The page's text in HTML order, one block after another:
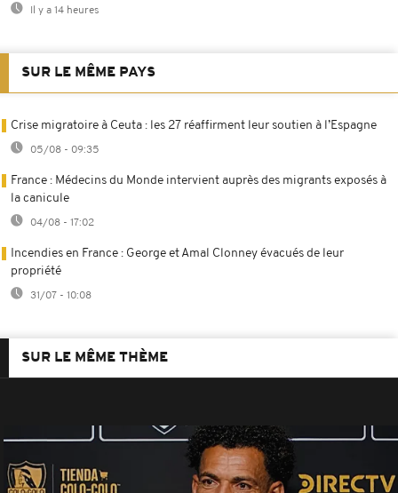
Il y a 14 heures
SUR LE MÊME PAYS
Crise migratoire à Ceuta : les 27 réaffirment leur soutien à l’Espagne
05/08 - 09:35
France : Médecins du Monde intervient auprès des migrants exposés à
la canicule
04/08 - 17:02
Incendies en France : George et Amal Clonney évacués de leur
propriété
31/07 - 10:08
SUR LE MÊME THÈME